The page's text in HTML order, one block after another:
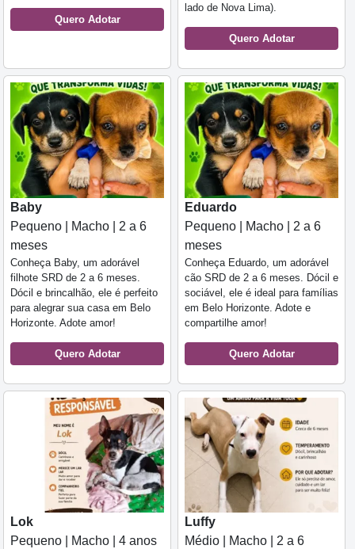
Quero Adotar
lado de Nova Lima).
Quero Adotar
Baby
Pequeno | Macho | 2 a 6
meses
Conheça Baby, um adorável
filhote SRD de 2 a 6 meses.
Dócil e brincalhão, ele é perfeito
para alegrar sua casa em Belo
Horizonte. Adote amor!
Quero Adotar
Eduardo
Pequeno | Macho | 2 a 6
meses
Conheça Eduardo, um adorável
cão SRD de 2 a 6 meses. Dócil e
sociável, ele é ideal para famílias
em Belo Horizonte. Adote e
compartilhe amor!
Quero Adotar
Lok
Pequeno | Macho | 4 anos
Luffy
Médio | Macho | 2 a 6